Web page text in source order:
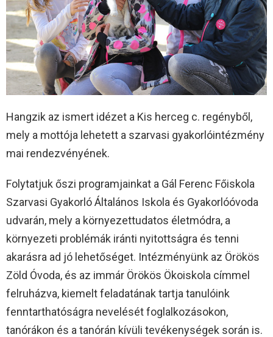
Hangzik az ismert idézet a Kis herceg c. regényből,
mely a mottója lehetett a szarvasi gyakorlóintézmény
mai rendezvényének.
Folytatjuk őszi programjainkat a Gál Ferenc Főiskola
Szarvasi Gyakorló Általános Iskola és Gyakorlóóvoda
udvarán, mely a környezettudatos életmódra, a
környezeti problémák iránti nyitottságra és tenni
akarásra ad jó lehetőséget. Intézményünk az Örökös
Zöld Óvoda, és az immár Örökös Ökoiskola címmel
felruházva, kiemelt feladatának tartja tanulóink
fenntarthatóságra nevelését foglalkozásokon,
tanórákon és a tanórán kívüli tevékenységek során is.